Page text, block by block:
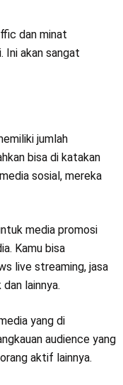
dan minat
Ini akan sangat
jumlah
bisa di katakan
sosial, mereka
media promosi
Kamu bisa
live streaming, jasa
lainnya.
yang di
audience yang
aktif lainnya.